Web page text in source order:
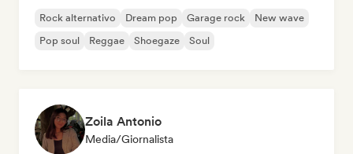
Rock alternativo Dream pop Garage rock
New wave
Pop soul
Reggae Shoegaze Soul
Zoila Antonio
Media/Giornalista